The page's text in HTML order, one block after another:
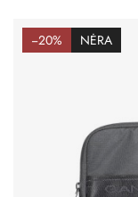
−20% NĖRA